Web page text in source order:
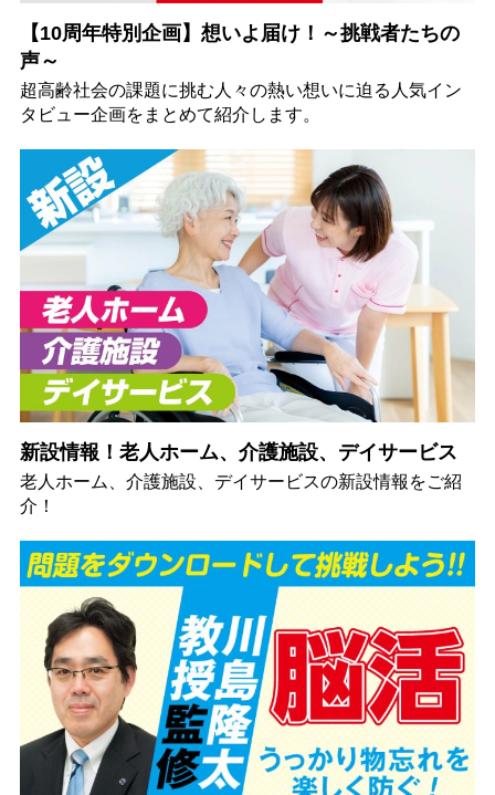
【10周年特別企画】想いよ届け！～挑戦者たちの
声～
超高齢社会の課題に挑む人々の熱い想いに迫る人気イン
タビュー企画をまとめて紹介します。
新設情報！老人ホーム、介護施設、デイサービス
老人ホーム、介護施設、デイサービスの新設情報をご紹
介！